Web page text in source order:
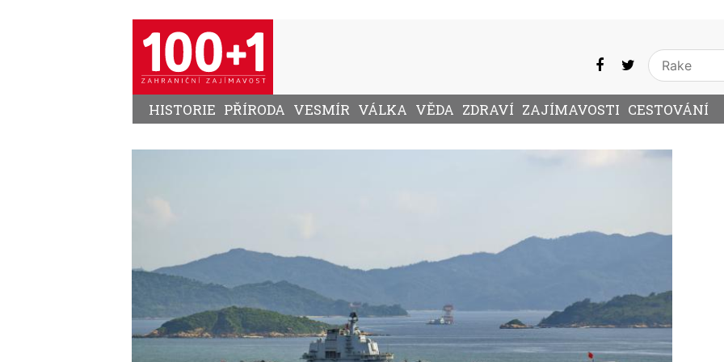
HISTORIE PŘÍRODA VESMÍR VÁLKA VĚDA ZDRAVÍ ZAJÍMAVOSTI CESTOVÁNÍ